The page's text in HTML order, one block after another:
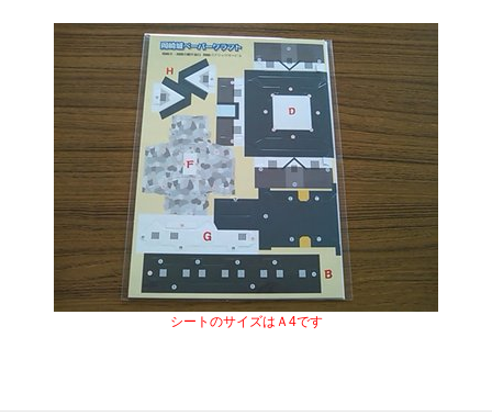
シートのサイズはＡ4です